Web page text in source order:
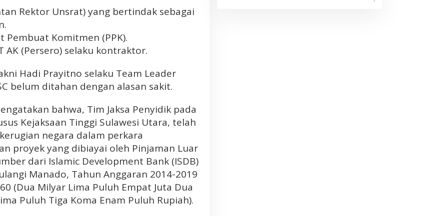
Rektor Unsrat) yang bertindak sebagai
Pembuat Komitmen (PPK).
AK (Persero) selaku kontraktor.
Hadi Prayitno selaku Team Leader
belum ditahan dengan alasan sakit.
bahwa, Tim Jaksa Penyidik pada
Kejaksaan Tinggi Sulawesi Utara, telah
negara dalam perkara
proyek yang dibiayai oleh Pinjaman Luar
dari Islamic Development Bank (ISDB)
Manado, Tahun Anggaran 2014-2019
(Dua Milyar Lima Puluh Empat Juta Dua
Puluh Tiga Koma Enam Puluh Rupiah).